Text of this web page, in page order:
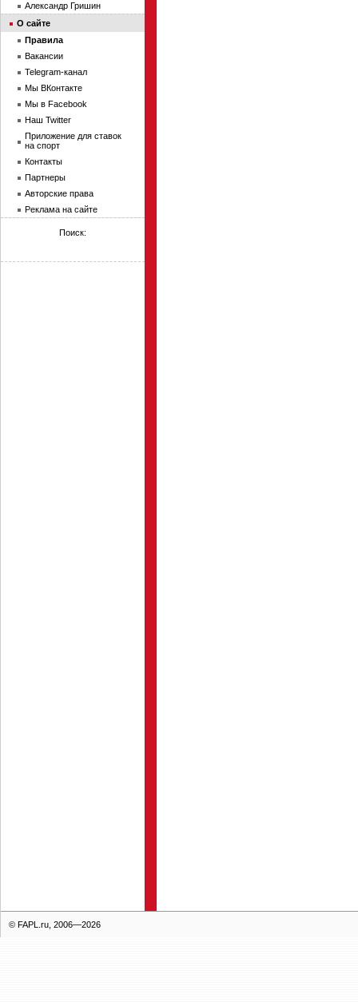
Александр Гришин
О сайте
Правила
Вакансии
Telegram-канал
Мы ВКонтакте
Мы в Facebook
Наш Twitter
Приложение для ставок
на спорт
Контакты
Партнеры
Авторские права
Реклама на сайте
Поиск:
© FAPL.ru, 2006—2026